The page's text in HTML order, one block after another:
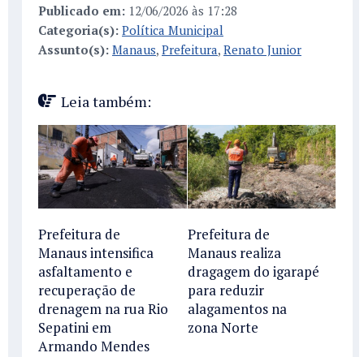
Publicado em: 12/06/2026 às 17:28
Categoria(s): Política Municipal
Assunto(s): Manaus, Prefeitura, Renato Junior
Leia também:
Prefeitura de
Manaus intensifica
asfaltamento e
recuperação de
drenagem na rua Rio
Sepatini em
Armando Mendes
Prefeitura de
Manaus realiza
dragagem do igarapé
para reduzir
alagamentos na
zona Norte